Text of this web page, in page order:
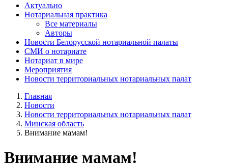
Актуально
Нотариальная практика
Все материалы
Авторы
Новости Белорусской нотариальной палаты
СМИ о нотариате
Нотариат в мире
Мероприятия
Новости территориальных нотариальных палат
Главная
Новости
Новости территориальных нотариальных палат
Минская область
Внимание мамам!
Внимание мамам!